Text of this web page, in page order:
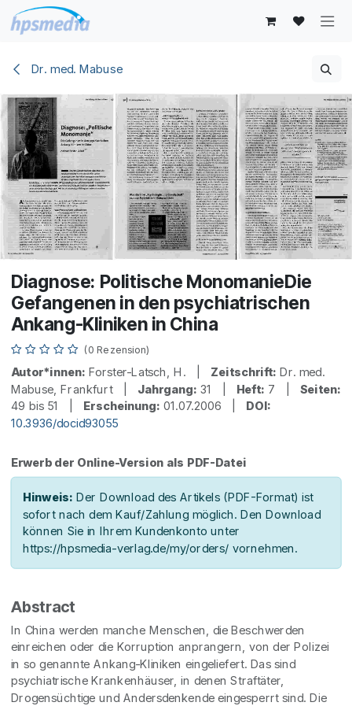
Zum Inhalt springen
Dr. med. Mabuse
Diagnose: Politische MonomanieDie
Gefangenen in den psychiatrischen
Ankang-Kliniken in China
(0 Rezension)
Autor*innen: Forster-Latsch, H. | Zeitschrift: Dr. med.
Mabuse, Frankfurt | Jahrgang: 31 | Heft: 7 | Seiten:
49 bis 51 | Erscheinung: 01.07.2006 | DOI:
10.3936/docid93055
Erwerb der Online-Version als PDF-Datei
Hinweis: Der Download des Artikels (PDF-Format) ist
sofort nach dem Kauf/Zahlung möglich. Den Download
können Sie in Ihrem Kundenkonto unter
https://hpsmedia-verlag.de/my/orders/ vornehmen.
Abstract
In China werden manche Menschen, die Beschwerden
einreichen oder die Korruption anprangern, von der Polizei
in so genannte Ankang-Kliniken eingeliefert. Das sind
psychiatrische Krankenhäuser, in denen Straftäter,
Drogensüchtige und Andersdenkende eingesperrt sind. Die